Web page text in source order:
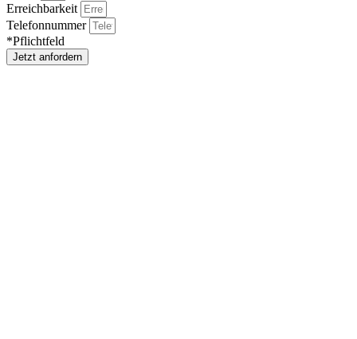
Erreichbarkeit
Telefonnummer
*Pflichtfeld
Jetzt anfordern